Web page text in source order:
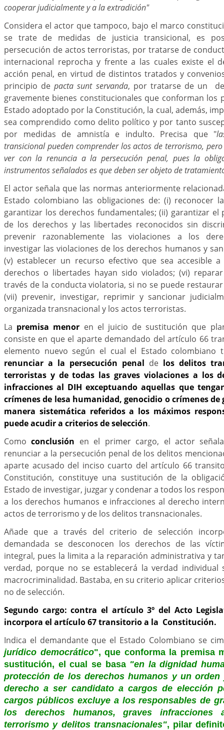
cooperar judicialmente y a la extradición"
Considera el actor que tampoco, bajo el marco
se trate de medidas de justicia transicional, es
persecución de actos terroristas, por tratarse de
internacional reprocha y frente a las cuales existe el
acción penal, en virtud de distintos tratados y
principio depacta sunt servanda, por tratarse de un
gravemente bienes constitucionales que conforman los
Estado adoptado por la Constitución, la cual, además,
sea comprendido como delito político y por tanto
por medidas de amnistía e indulto. Precisa que "
transicional pueden comprender los actos de terrorismo,
ver con la renuncia a la persecución penal, pues la
instrumentos señalados es que deben ser objeto de
El actor señala que las normas anteriormente
Estado colombiano las obligaciones de: (i) reconocer
garantizar los derechos fundamentales; (ii) garantizar el
de los derechos y las libertades reconocidos sin
prevenir razonablemente las violaciones a los
investigar las violaciones de los derechos humanos y
(v) establecer un recurso efectivo que sea accesible
derechos o libertades hayan sido violados; (vi)
través de la conducta violatoria, si no se puede
(vii) prevenir, investigar, reprimir y sancionar
organizada transnacional y los actos terroristas.
La premisa menor en el juicio de sustitución que
consiste en que el aparte demandado del artículo 66
elemento nuevo según el cual el Estado
renunciar a la persecución penal de los delitos
terroristas y de todas las graves violaciones a los
infracciones al DIH exceptuando aquellas que
crímenes de lesa humanidad, genocidio o crímenes de
manera sistemática referidos a los máximos
puede acudir a criterios de selección.
Comoconclusión en el primer cargo, el actor
renunciar a la persecución penal de los delitos
aparte acusado del inciso cuarto del artículo 66
Constitución, constituye una sustitución de la
Estado de investigar, juzgar y condenar a todos los
a los derechos humanos e infracciones al derecho
actos de terrorismo y de los delitos transnacionales.
Añade que a través del criterio de selección
demandada se desconocen los derechos de las
integral, pues la limita a la reparación administrativa y
verdad, porque no se establecerá la verdad individual
macrocriminalidad. Bastaba, en su criterio aplicar
no de selección.
Segundo cargo: contra el artículo 3º del Acto
incorpora el artículo 67 transitorio a la Constitución.
Indica el demandante que el Estado Colombiano se
jurídico democrático", que conforma la premisa
sustitución, el cual se basa "en la dignidad
protección de los derechos humanos y un
derecho a ser candidato a cargos de elección
cargos públicos excluye a los responsables de
los derechos humanos, graves
terrorismo y delitos transnacionales", pilar